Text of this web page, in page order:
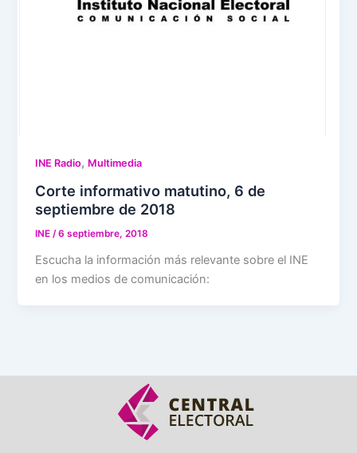
INE Radio, Multimedia
Corte informativo matutino, 6 de
septiembre de 2018
INE /6 septiembre, 2018
Escucha la información más relevante sobre el INE
en los medios de comunicación: